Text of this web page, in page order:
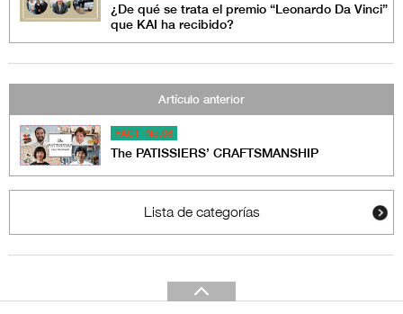
¿De qué se trata el premio “Leonardo Da Vinci”
que KAI ha recibido?
Artículo anterior
FACT No.06
The PATISSIERS’ CRAFTSMANSHIP
Lista de categorías